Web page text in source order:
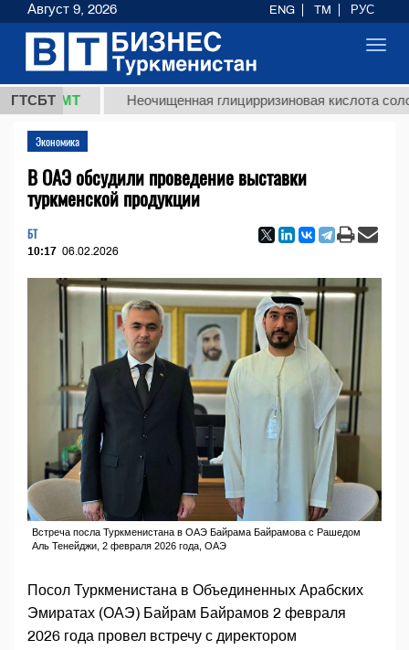
ГТСБТ
ТМТ Неочищенная глицирризиновая кислота
Экономика
В ОАЭ обсудили проведение выставки
туркменской продукции
БТ
10:17 06.02.2026
Встреча посла Туркменистана в ОАЭ Байрама Байрамова с Рашедом
Аль Тенейджи, 2 февраля 2026 года, ОАЭ
Посол Туркменистана в Объединенных Арабских
Эмиратах (ОАЭ) Байрам Байрамов 2 февраля
2026 года провел встречу с директором
Август 9, 2026 ENG TM РУС